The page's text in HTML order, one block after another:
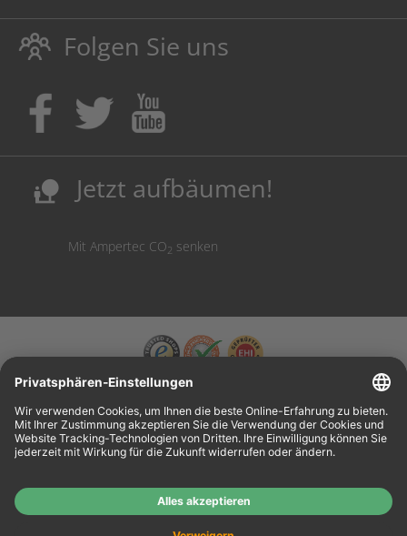
LebenslangeHausmarke Garantieauf Toner und Tinte
schützt auch Ihren Drucker.
Umweltfreundlich dadurch Abfallvermeidung.
Kaufen Sie Tinte & Toner ruhig da, wo Ihre Kinder einen
Ausbildungsplatz bekommen!
Kosten senken, Ressourcen schonen.
Folgen Sie uns
nature_people Jetzt aufbäumen!
Mit Ampertec CO2 senken